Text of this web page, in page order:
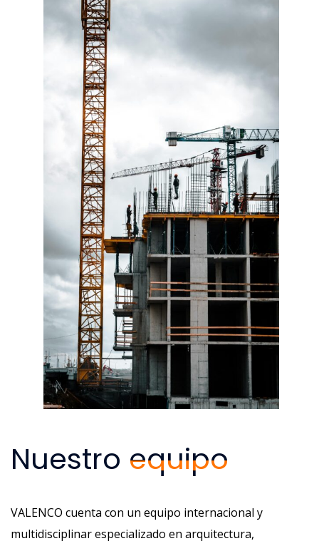
Nuestro equipo
VALENCO cuenta con un equipo internacional y
multidisciplinar especializado en arquitectura,